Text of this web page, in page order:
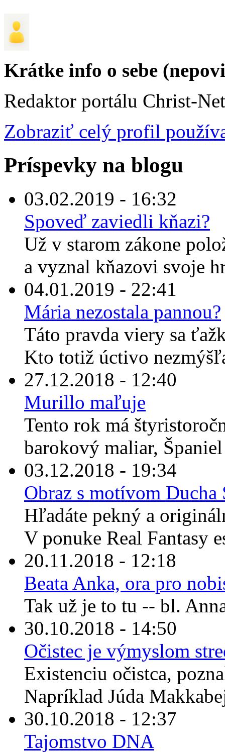
Krátke info o sebe
Redaktor portálu Christ-
Zobraziť celý profil
Príspevky na blogu
03.02.2019 - 16:32
Spoveď zaviedli kňazi?
Už v starom zákone
a vyznal kňazovi svoje
04.01.2019 - 22:41
Mária nezostala pannou?
Táto pravda viery sa
Kto totiž úctivo
27.12.2018 - 12:40
Murillo maľuje
Tento rok má
barokový maliar,
03.12.2018 - 19:34
Obraz s motívom
Hľadáte pekný a
V ponuke Real Fantasy
20.11.2018 - 12:18
Beata Anka, ora pro
Tak už je to tu -- bl.
30.10.2018 - 14:50
Očistec je výmyslom
Existenciu očistca,
Napríklad Júda
30.10.2018 - 12:37
Tajomstvo DNA